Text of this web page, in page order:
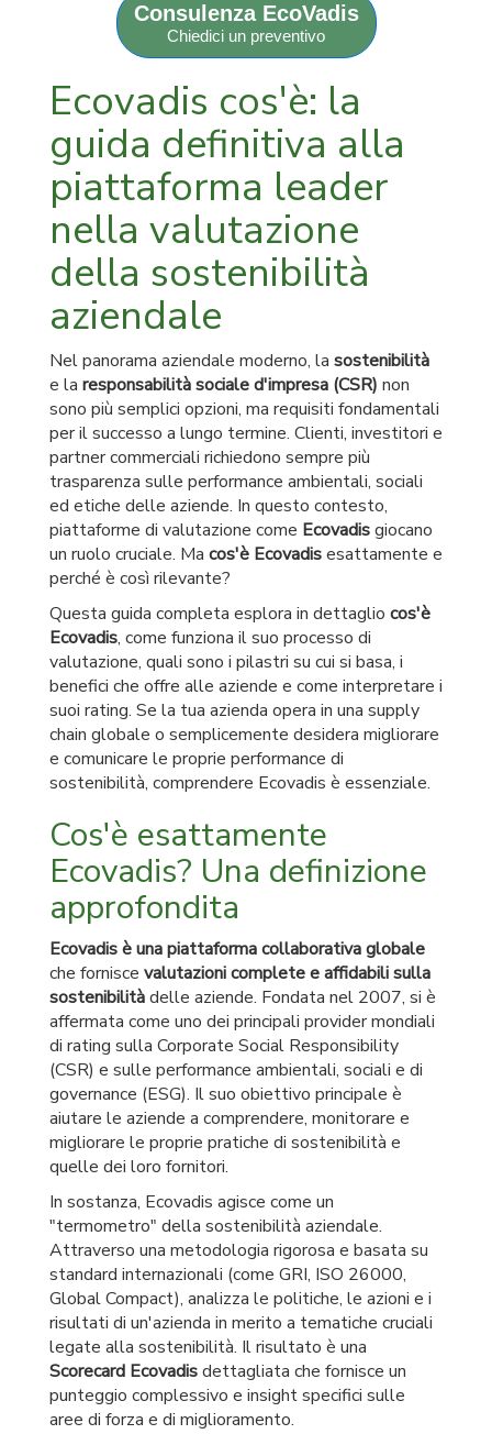
Consulenza EcoVadis
Chiedici un preventivo
Ecovadis cos'è: la
guida definitiva alla
piattaforma leader
nella valutazione
della sostenibilità
aziendale
Nel panorama aziendale moderno, la sostenibilità
e la responsabilità sociale d'impresa (CSR) non
sono più semplici opzioni, ma requisiti fondamentali
per il successo a lungo termine. Clienti, investitori e
partner commerciali richiedono sempre più
trasparenza sulle performance ambientali, sociali
ed etiche delle aziende. In questo contesto,
piattaforme di valutazione come Ecovadisgiocano
un ruolo cruciale. Ma cos'è Ecovadisesattamente e
perché è così rilevante?
Questa guida completa esplora in dettaglio cos'è
Ecovadis, come funziona il suo processo di
valutazione, quali sono i pilastri su cui si basa, i
benefici che offre alle aziende e come interpretare i
suoi rating. Se la tua azienda opera in una supply
chain globale o semplicemente desidera migliorare
e comunicare le proprie performance di
sostenibilità, comprendere Ecovadis è essenziale.
Cos'è esattamente
Ecovadis? Una definizione
approfondita
Ecovadis è una piattaforma collaborativa globale
che fornisce valutazioni complete e affidabili sulla
sostenibilitàdelle aziende. Fondata nel 2007, si è
affermata come uno dei principali provider mondiali
di rating sulla Corporate Social Responsibility
(CSR) e sulle performance ambientali, sociali e di
governance (ESG). Il suo obiettivo principale è
aiutare le aziende a comprendere, monitorare e
migliorare le proprie pratiche di sostenibilità e
quelle dei loro fornitori.
In sostanza, Ecovadis agisce come un
"termometro" della sostenibilità aziendale.
Attraverso una metodologia rigorosa e basata su
standard internazionali (come GRI, ISO 26000,
Global Compact), analizza le politiche, le azioni e i
risultati di un'azienda in merito a tematiche cruciali
legate alla sostenibilità. Il risultato è una
Scorecard Ecovadisdettagliata che fornisce un
punteggio complessivo e insight specifici sulle
aree di forza e di miglioramento.